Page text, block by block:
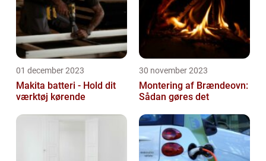
01 december 2023
Makita batteri - Hold dit
værktøj kørende
30 november 2023
Montering af Brændeovn:
Sådan gøres det